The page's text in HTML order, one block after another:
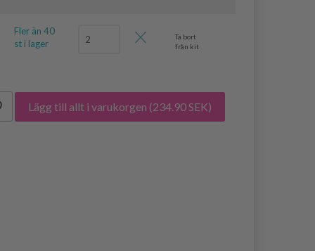
Fler än 40
st i lager
Ta bort
från kit
Lägg till allt i varukorgen (234.90 SEK)